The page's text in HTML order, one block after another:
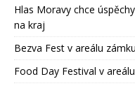
Hlas Moravy chce
na kraj
Bezva Fest v areálu
Food Day Festival v